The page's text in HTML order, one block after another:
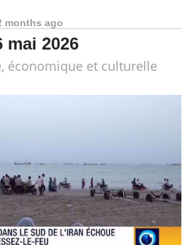
months ago
mai 2026
économique et culturelle